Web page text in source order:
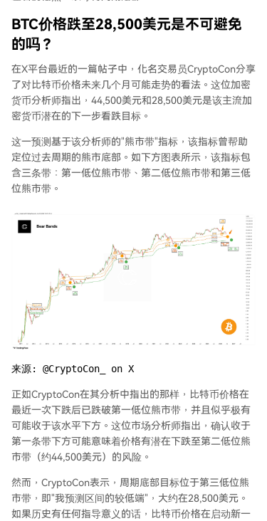
BTC价格跌至28,500美元是不可避免
的吗？
在X平台最近的一篇帖子中，化名交易员CryptoCon分享
了对比特币价格未来几个月可能走势的看法。这位加密
货币分析师指出，44,500美元和28,500美元是该主流加
密货币潜在的下一步看跌目标。
这一预测基于该分析师的"熊市带"指标，该指标曾帮助
定位过去周期的熊市底部。如下方图表所示，该指标包
含三条带：第一低位熊市带、第二低位熊市带和第三低
位熊市带。
来源: @CryptoCon_ on X
正如CryptoCon在其分析中指出的那样，比特币价格在
最近一次下跌后已跌破第一低位熊市带，并且似乎极有
可能收于该水平下方。这位市场分析师指出，确认收于
第一条带下方可能意味着价格有潜在下跌至第二低位熊
市带（约44,500美元）的风险。
然而，CryptoCon表示，周期底部目标位于第三低位熊
市带，即"我预测区间的较低端"，大约在28,500美元。
如果历史有任何指导意义的话，比特币价格在启动新一